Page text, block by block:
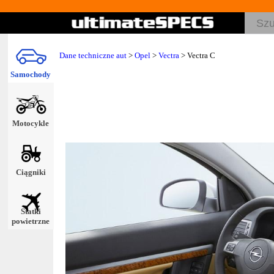
Samochody
Motocykle
Ciągniki
Statki
powietrzne
Dane techniczne aut > Opel > Vectra > Vectra C